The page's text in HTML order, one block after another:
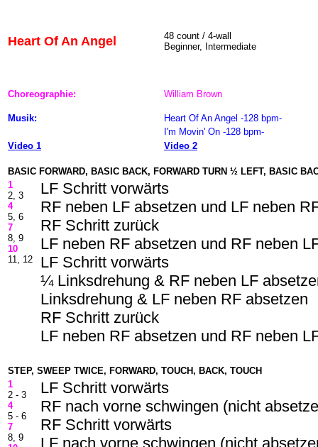
Heart Of An Angel 48 count / 4-wall
Beginner, Intermediate
Choreographie: William Brown
Musik:
Heart Of An Angel -128 bpm-
I'm Movin' On -128 bpm-
Video 1
Video 2
BASIC FORWARD, BASIC BACK, FORWARD TURN ½ LEFT, BASIC
1
2, 3
4
5, 6
7
8, 9
10
11, 12
LF Schritt vorwärts
RF neben LF absetzen und LF neben
RF Schritt zurück
LF neben RF absetzen und RF neben
LF Schritt vorwärts
¼ Linksdrehung & RF neben LF
Linksdrehung & LF neben RF absetzen
RF Schritt zurück
LF neben RF absetzen und RF neben
STEP, SWEEP TWICE, FORWARD, TOUCH, BACK, TOUCH
1
2 - 3
4
5 - 6
7
8, 9
LF Schritt vorwärts
RF nach vorne schwingen (nicht
RF Schritt vorwärts
LF nach vorne schwingen (nicht